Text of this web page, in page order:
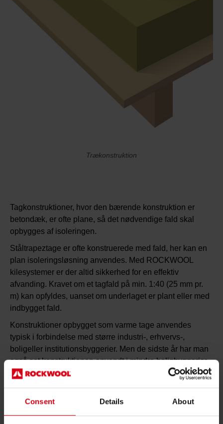
Consent Details About
Trækonstruktion
Tagkonstruktioner, hvor den bærende konstruktion er
betondæk, er ofte plane, så det nødvendige fald skal
opbygges af isoleringen.
Ståltrapeztage er ofte konstruerede med fald, her kan en
plan isoleringsløsning anvendes. Med ROCKWOOL
kilesystemer er der altid sikkerhed for en effektiv
afvanding. Kravet om et tagfald på min. 1:40 (25 mm pr.
m) kan opfyldes, uanset om underlaget er plant eller med
indbygget fald.
Konstruktioner opbygget som varme tage anvendes
typisk i forbindelse med større industri-, erhvervs-,
boligeller institutionsbyggerier. Men de sidste år har man
også set konstruktionen anvendt i mindre boligbyggerier.
Fordele ved det varme tag: